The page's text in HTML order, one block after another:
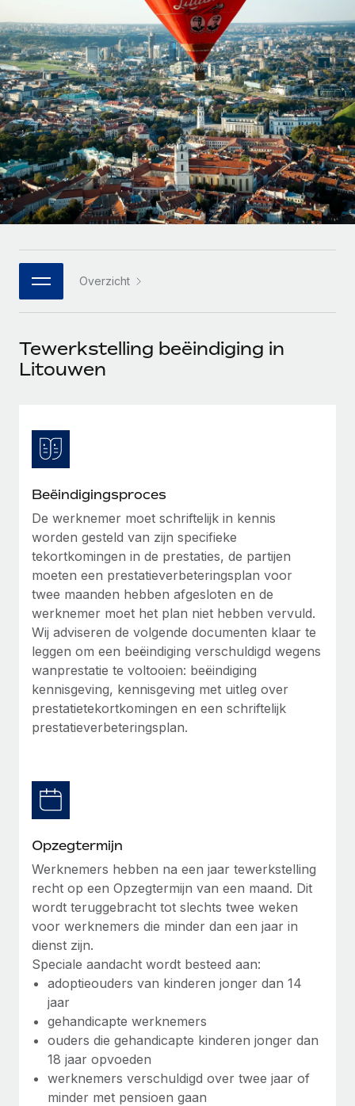
Zzp'ers internationaal onboarden en beheren
PEO
Ingewikkelde HR-taken eenvoudig uitbesteden
INFRASTRUCTUUR
Remote Embedded
HR naadloos in workflows integreren
Platform
Ingebouwde essentiële HR-functies voor je team
Integraties
DIENSTEN
Achtergrondonderzoek
Vereenvoudig het screeningsproces van
Compliance Watchtower
Blijf compliance-risico's voor
Apparaatbeheer
Lever en track wereldwijd IT-middelen
Entiteiten oprichten
Stel snel compliant entiteiten op
Mobiliteit en overplaatsing
Plaats werknemers moeiteloos over
Secundaire arbeidsvoorwaarden
GROEIFASE
Start-ups
Flexibele global HR en payroll solutions voor groeiende
bedrijven
Mid-market
Teams uitbreiden met HR solutions op maat
Enterprise
Global HR voor grote bedrijven
WERK MET ONS SAMEN
Strategische technologiepartners
Een partner worden
Ontdek hoe je met ons kunt samenwerken
Betalingscalculator voor zzp'ers
Ontdek valuta-opties en betaalsnelheden voor
internationale zzp'ers
LEREN MET REMOTE
Onderzoek en gidsen
Casestudy's
HR-woordenlijst
Checklists en templates
Webinars
Newsroom
Support
BLOG
Global Payroll
EOR en PEO
Contractor Management
Belastingen
Naar de blog
Productupdates van Remote: Gusto- en Xero-
integraties en Contractor Management Plus
Het blijft de missie van Remote om alle soorten bedrijven
te helpen bij het aannemen, beheren en...
Meer informatie
Hoe Phiture 55 werknemers in 19 landen
beheert met Remote
Phiture, een toonaangevende leider in de wereldwijde
mobiele groeiadviessector, zet zich sinds 2016...
Meer informatie
Nederlands
Français
Deutsch
Español
Italiano
Português (Portugal)
日本語
한국어
Inloggen
Overzicht
Tewerkstelling beëindiging in
Litouwen
Beëindigingsproces
De werknemer moet schriftelijk in kennis
worden gesteld van zijn specifieke
tekortkomingen in de prestaties, de partijen
moeten een prestatieverbeteringsplan voor
twee maanden hebben afgesloten en de
werknemer moet het plan niet hebben vervuld.
Wij adviseren de volgende documenten klaar te
leggen om een beëindiging verschuldigd wegens
wanprestatie te voltooien: beëindiging
kennisgeving, kennisgeving met uitleg over
prestatietekortkomingen en een schriftelijk
prestatieverbeteringsplan.
Opzegtermijn
Werknemers hebben na een jaar tewerkstelling
recht op een Opzegtermijn van een maand. Dit
wordt teruggebracht tot slechts twee weken
voor werknemers die minder dan een jaar in
dienst zijn.
Speciale aandacht wordt besteed aan:
adoptieouders van kinderen jonger dan 14
jaar
gehandicapte werknemers
ouders die gehandicapte kinderen jonger dan
18 jaar opvoeden
werknemers verschuldigd over twee jaar of
minder met pensioen gaan